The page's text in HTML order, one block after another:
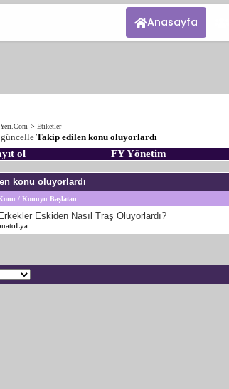
Anasayfa
>Etiketler
Takip edilen konu oluyorlardı
ol FY Yönetim
konu oluyorlardı
/ Konuyu Başlatan
Eskiden Nasıl Traş Oluyorlardı?